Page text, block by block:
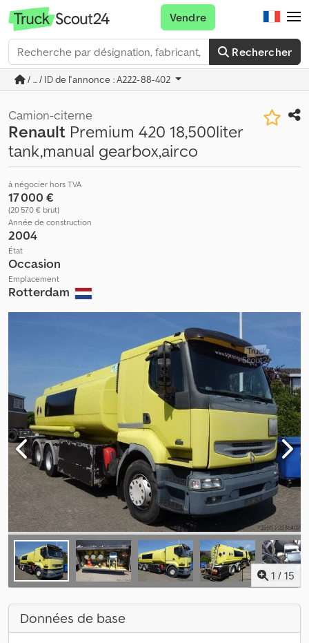
Rechercher
Vendre
/ ... / ID de l'annonce : A222-88-402
Camion-citerne
Renault Premium 420 18,500liter
tank,manual gearbox,airco
à négocier hors TVA
17 000 €
(20 570 € brut)
Année de construction
2004
État
Occasion
Emplacement
Rotterdam
1 / 15
Données de base